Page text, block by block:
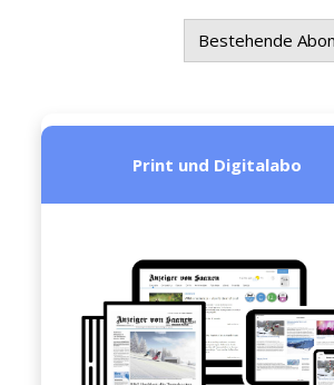
Bestehende
Print und Digitalabo